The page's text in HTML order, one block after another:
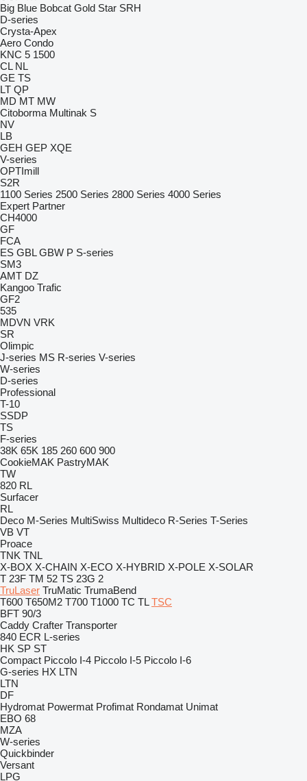
Big Blue Bobcat Gold Star SRH
D-series
Crysta-Apex
Aero Condo
KNC 5 1500
CL NL
GE TS
LT QP
MD MT MW
Citoborma Multinak S
NV
LB
GEH GEP XQE
V-series
OPTImill
S2R
1100 Series 2500 Series 2800 Series 4000 Series
Expert Partner
CH4000
GF
FCA
ES GBL GBW P S-series
SM3
AMT DZ
Kangoo Trafic
GF2
535
MDVN VRK
SR
Olimpic
J-series MS R-series V-series
W-series
D-series
Professional
T-10
SSDP
TS
F-series
38K 65K 185 260 600 900
CookieMAK PastryMAK
TW
820 RL
Surfacer
RL
Deco M-Series MultiSwiss Multideco R-Series T-Series
VB VT
Proace
TNK TNL
X-BOX X-CHAIN X-ECO X-HYBRID X-POLE X-SOLAR
T 23F TM 52 TS 23G 2
TruLaser TruMatic TrumaBend
T600 T650M2 T700 T1000 TC TL TSC
BFT 90/3
Caddy Crafter Transporter
840 ECR L-series
HK SP ST
Compact Piccolo I-4 Piccolo I-5 Piccolo I-6
G-series HX LTN
LTN
DF
Hydromat Powermat Profimat Rondamat Unimat
EBO 68
MZA
W-series
Quickbinder
Versant
LPG